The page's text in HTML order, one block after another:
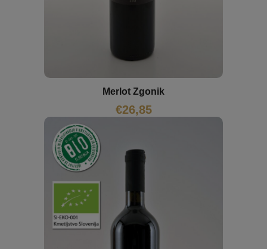
Merlot Zgonik
€26,85